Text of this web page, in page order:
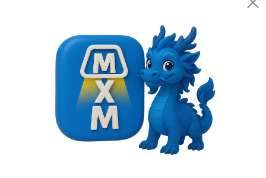
24 220 ₽
Оплачено:141
Количество
Доступно: 849 шт.